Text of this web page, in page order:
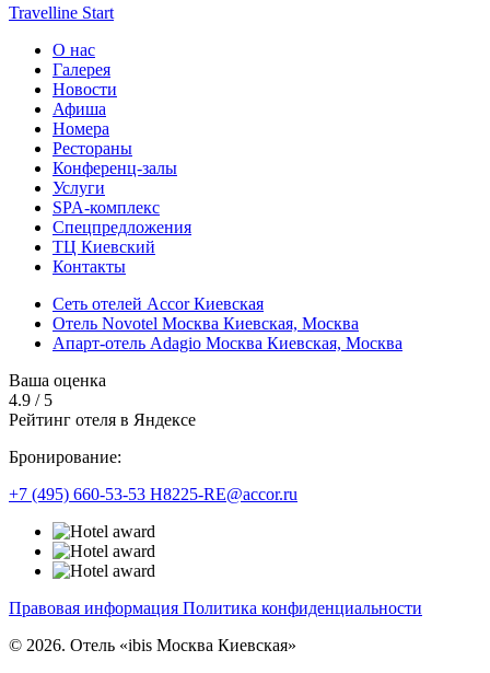
Travelline Start
О нас
Галерея
Новости
Афиша
Номера
Рестораны
Конференц-залы
Услуги
SPA-комплекс
Спецпредложения
ТЦ Киевский
Контакты
Сеть отелей Accor Киевская
Отель Novotel Москва Киевская, Москва
Апарт-отель Adagio Москва Киевская, Москва
Ваша оценка
4.9 / 5
Рейтинг отеля в Яндексе
Бронирование:
+7 (495) 660-53-53 H8225-RE@accor.ru
Правовая информация Политика конфиденциальности
© 2026. Отель «ibis Москва Киевская»